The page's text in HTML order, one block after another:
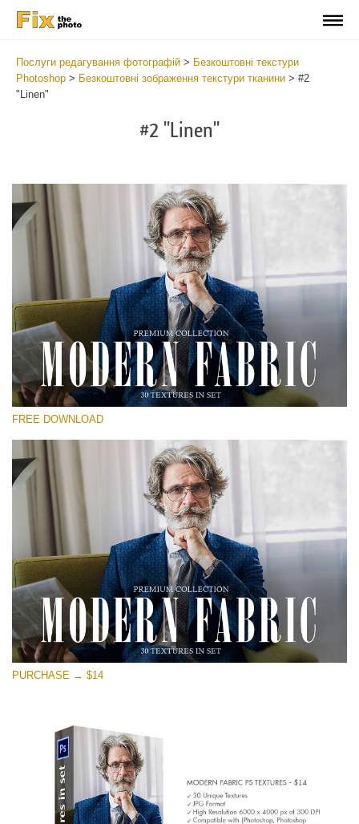
Послуги редагування фотографій > Безкоштовні текстури
Photoshop > Безкоштовні зображення текстури тканини > #2
"Linen"
#2 "Linen"
Please select
Small 800*533px
Modern Fabric
(30 Textures)
Large 6000*4000px
Entire Collection
(1783 Overlays)
Large 6000*4000px
Free download
FREE DOWNLOAD
PURCHASE → $14